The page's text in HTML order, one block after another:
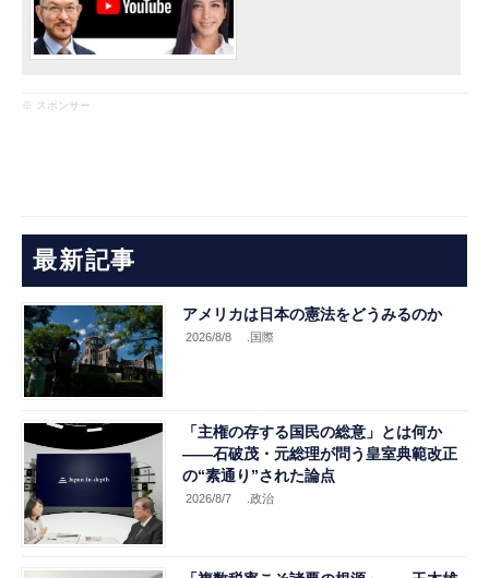
※ スポンサー
最新記事
アメリカは日本の憲法をどうみるのか
2026/8/8 .国際
「主権の存する国民の総意」とは何か
――石破茂・元総理が問う皇室典範改正
の“素通り”された論点
2026/8/7 .政治